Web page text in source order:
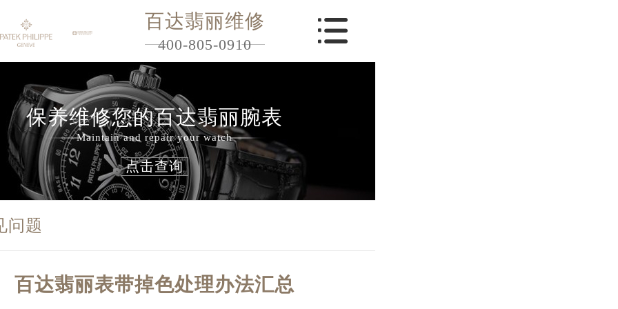
百达翡丽维修
400-805-0910
保养维修您的百达翡丽腕表
Maintain and repair your watch
点击查询
问题
百达翡丽表带掉色处理办法汇总